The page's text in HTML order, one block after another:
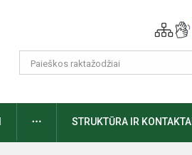
DAUGIAUSTRUKTŪRA IR KONTAKTAI